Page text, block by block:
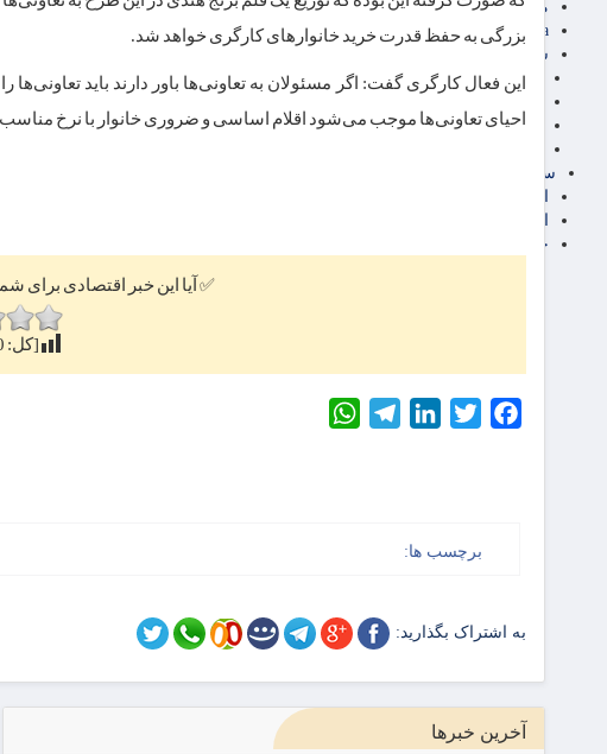
مناطق آزاد تجاری
24intermedia
سایر اخبار اقتصادی
عمومی و سرگرمی
آگهی رسمی و مزایده
سایر رسانه ها
خرید انواع دیزل ژنراتور
بزرگی به حفظ قدرت خرید خانوارهای کارگری خواهد شد.
این فعال کارگری گفت: اگر مسئولان به تعاونی‌ها باور دارند باید
احیای تعاونی‌ها موجب می‌شود اقلام اساسی و ضروری خانوار با نرخ
✅ آیا این خبر اقتصادی برای
[کل:
Facebook
Twitter
LinkedIn
Telegram
برچسب ها:
به اشتراک بگذارید:
آخرین خبرها